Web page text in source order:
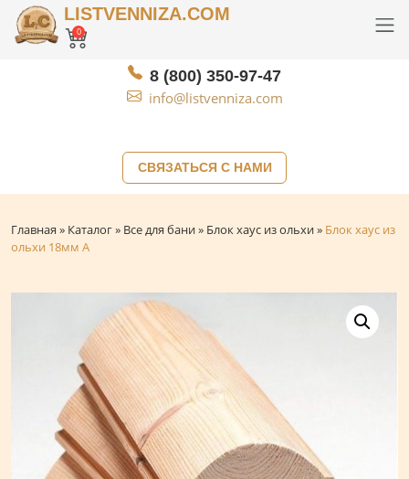
СВЯЗАТЬСЯ С НАМИ
LISTVENNIZA.COM
0
8 (800) 350-97-47
info@listvenniza.com
Главная » Каталог» Все для бани» Блок хаус из ольхи» Блок хаус из
ольхи 18мм А